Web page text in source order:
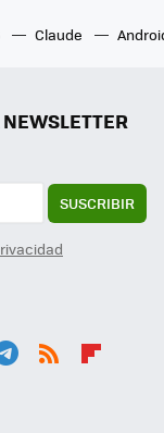
Claude
SUSCRIBIR